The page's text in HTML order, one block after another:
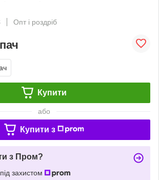
Опт і роздріб
Купити
або
Купити з
з Пром?
захистом